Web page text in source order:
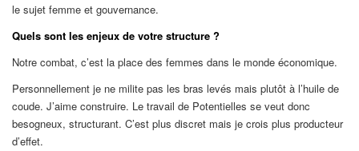
le sujet femme et gouvernance.
Quels sont les enjeux de votre structure ?
Notre combat, c’est la place des femmes dans le monde économique.
Personnellement je ne milite pas les bras levés mais plutôt à l’huile de
coude. J’aime construire. Le travail de Potentielles se veut donc
besogneux, structurant. C’est plus discret mais je crois plus producteur
d’effet.